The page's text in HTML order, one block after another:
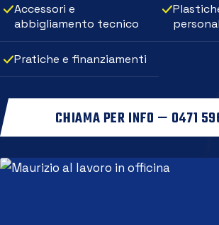
Accessori e
abbigliamento tecnico
Pratiche e finanziamenti
CHIAMA PER INFO — 0471